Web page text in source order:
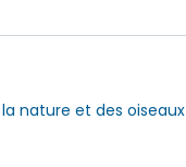
nature et des oiseaux